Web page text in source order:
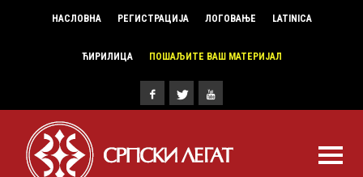
НАСЛОВНА РЕГИСТРАЦИЈА ЛОГОВАЊЕ LATINICA
ЋИРИЛИЦА ПОШАЉИТЕ ВАШ МАТЕРИЈАЛ